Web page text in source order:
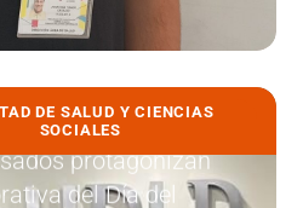
DE SALUD Y CIENCIAS
SOCIALES
protagonizan
del Día del